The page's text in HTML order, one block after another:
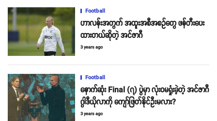
Football
ဟာလန်းအတွက် အထူးအစီအစဥ်တွေ ဖန်တီးပေး
ထားတယ်ဆိုတဲ့ အင်ဇာဂီ
3 years ago
Football
နောက်ဆုံး Final (၇) ပွဲမှာ လုံးဝမရှုံးခဲ့တဲ့ အင်ဇာဂီ
ဂွါဒီယိုလာကို ကျော်ဖြတ်နိုင်ဦးမလား?
3 years ago